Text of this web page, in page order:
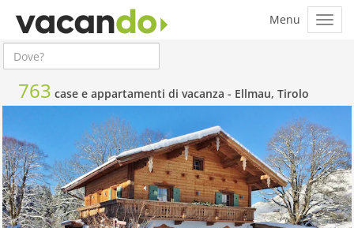
763 case e appartamenti di vacanza - Ellmau, Tirolo